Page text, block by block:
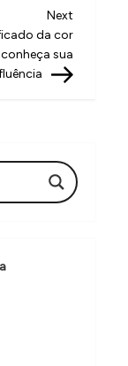
Next
Post
Next
da cor
sua